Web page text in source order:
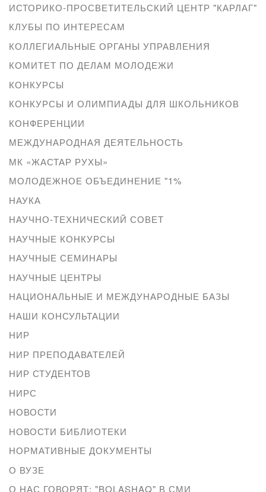
ИСТОРИКО-ПРОСВЕТИТЕЛЬСКИЙ ЦЕНТР "КАРЛАГ"
КЛУБЫ ПО ИНТЕРЕСАМ
КОЛЛЕГИАЛЬНЫЕ ОРГАНЫ УПРАВЛЕНИЯ
КОМИТЕТ ПО ДЕЛАМ МОЛОДЕЖИ
КОНКУРСЫ
КОНКУРСЫ И ОЛИМПИАДЫ ДЛЯ ШКОЛЬНИКОВ
КОНФЕРЕНЦИИ
МЕЖДУНАРОДНАЯ ДЕЯТЕЛЬНОСТЬ
МК «ЖАСТАР РУХЫ»
МОЛОДЕЖНОЕ ОБЪЕДИНЕНИЕ "1%
НАУКА
НАУЧНО-ТЕХНИЧЕСКИЙ СОВЕТ
НАУЧНЫЕ КОНКУРСЫ
НАУЧНЫЕ СЕМИНАРЫ
НАУЧНЫЕ ЦЕНТРЫ
НАЦИОНАЛЬНЫЕ И МЕЖДУНАРОДНЫЕ БАЗЫ
НАШИ КОНСУЛЬТАЦИИ
НИР
НИР ПРЕПОДАВАТЕЛЕЙ
НИР СТУДЕНТОВ
НИРС
НОВОСТИ
НОВОСТИ БИБЛИОТЕКИ
НОРМАТИВНЫЕ ДОКУМЕНТЫ
О ВУЗЕ
О НАС ГОВОРЯТ: "BOLASHAQ" В СМИ